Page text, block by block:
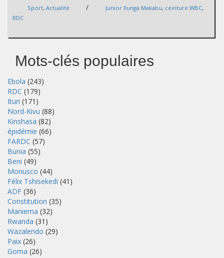
Sport, Actualité / Junior Ilunga Makabu, ceinture WBC,
RDC
Mots-clés populaires
Ebola (243)
RDC (179)
Ituri (171)
Nord-Kivu (88)
Kinshasa (82)
épidémie (66)
FARDC (57)
Bunia (55)
Beni (49)
Monusco (44)
Félix Tshisekedi (41)
ADF (36)
Constitution (35)
Maniema (32)
Rwanda (31)
Wazalendo (29)
Paix (26)
Goma (26)